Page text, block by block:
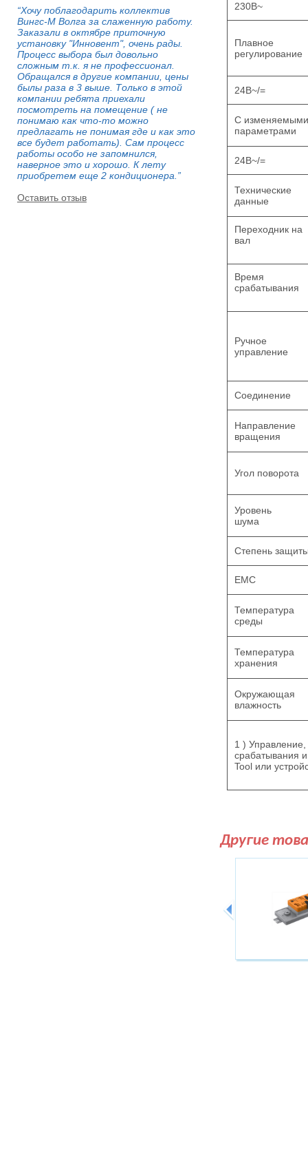
230В~
Плавное
регулирование
24В~/=
С изменяемыми
параметрами
24В~/=
Технические
данные
Переходник на
вал
Время
срабатывания
Ручное
управление
Соединение
Направление
вращения
Угол поворота
Уровень
шума
Степень
EMC
Температура
среды
Температура
хранения
Окружающая
влажность
1 )
срабатывания
Tool или
Другие
“Хочу поблагодарить коллектив
Вингс-М Волга за слаженную работу.
Заказали в октябре приточную
установку "Инновент", очень рады.
Процесс выбора был довольно
сложным т.к. я не профессионал.
Обращался в другие компании, цены
былы раза в 3 выше. Только в этой
компании ребята приехали
посмотреть на помещение ( не
понимаю как что-то можно
предлагать не понимая где и как это
все будет работать). Сам процесс
работы особо не запомнился,
наверное это и хорошо. К лету
приобретем еще 2 кондиционера.”
Оставить отзыв